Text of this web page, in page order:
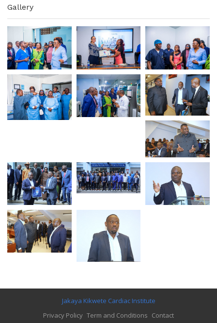
Gallery
Jakaya Kikwete Cardiac Institute
Privacy Policy Term and Conditions Contact